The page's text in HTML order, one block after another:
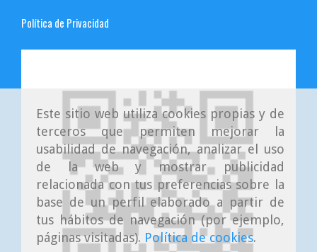
Este sitio web utiliza cookies propias y de
terceros que permiten mejorar la
usabilidad de navegación, analizar el uso
de la web y mostrar publicidad
relacionada con tus preferencias sobre la
base de un perfil elaborado a partir de
tus hábitos de navegación (por ejemplo,
páginas visitadas). Política de cookies.
Política de Privacidad